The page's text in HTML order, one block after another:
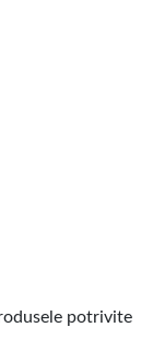
potrivite